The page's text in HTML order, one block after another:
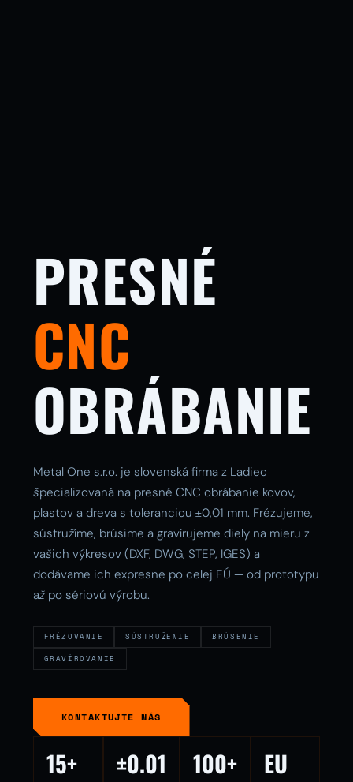
PRESNÉ
CNC
OBRÁBANIE
Metal One s.r.o. je slovenská firma z Ladiec
špecializovaná na presné CNC obrábanie kovov,
plastov a dreva s toleranciou ±0,01 mm. Frézujeme,
sústružíme, brúsime a gravírujeme diely na mieru z
vašich výkresov (DXF, DWG, STEP, IGES) a
dodávame ich expresne po celej EÚ — od prototypu
až po sériovú výrobu.
FRÉZOVANIE SÚSTRUŽENIE BRÚSENIE
GRAVÍROVANIE
KONTAKTUJTE NÁS
15+ ±0.01 100+ EU